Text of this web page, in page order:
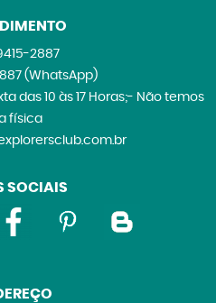
2887
(WhatsApp)
das 10 às 17 Horas;- Não temos
física
SOCIAIS